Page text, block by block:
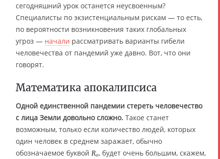
сегодняшний урок останется неусвоенным?
Специалисты по экзистенциальным рискам — то есть,
по вероятности возникновения таких глобальных
угроз — начали рассматривать варианты гибели
человечества от пандемий уже давно. Вот, что они
говорят.
Математика апокалипсиса
Одной единственной пандемии стереть человечество
с лица Земли довольно сложно. Такое станет
возможным, только если количество людей, которых
один человек в среднем заражает, обычно
обозначаемое буквой R0, будет очень большим, скажем,